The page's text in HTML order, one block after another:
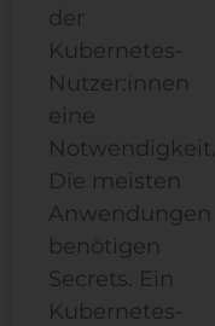
der
Kubernetes-
Nutzer:innen
eine
Notwendigkeit.
Die meisten
Anwendungen
benötigen
Secrets. Ein
Kubernetes-